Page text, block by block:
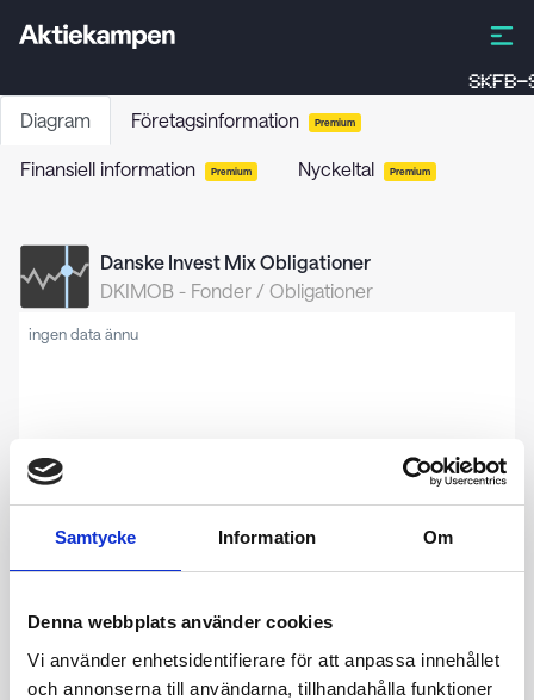
Samtycke Information Om
Denna webbplats använder cookies
Vi använder enhetsidentifierare för att anpassa innehållet
och annonserna till användarna, tillhandahålla funktioner
SKFB-S
Diagram Företagsinformation Premium
Finansiell information Premium Nyckeltal Premium
Danske Invest Mix Obligationer
DKIMOB - Fonder / Obligationer
ingen data ännu